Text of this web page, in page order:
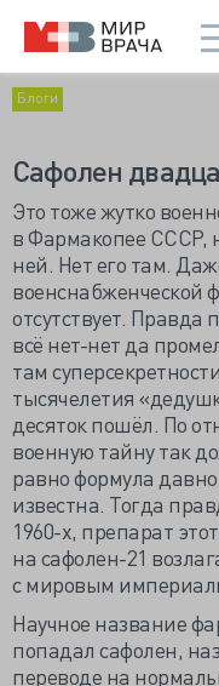
Блоги
Сафолен
Это тоже жутко
в Фармакопее СССР,
ней. Нет его там.
военснабженческой
отсутствует.
всё нет-нет да
там
тысячелетия
десяток пошёл. По
военную тайну так
равно формула давно
известна. Тогда
1960-х, препарат
на сафолен-21
с мировым
Научное название
попадал сафолен,
переводе на